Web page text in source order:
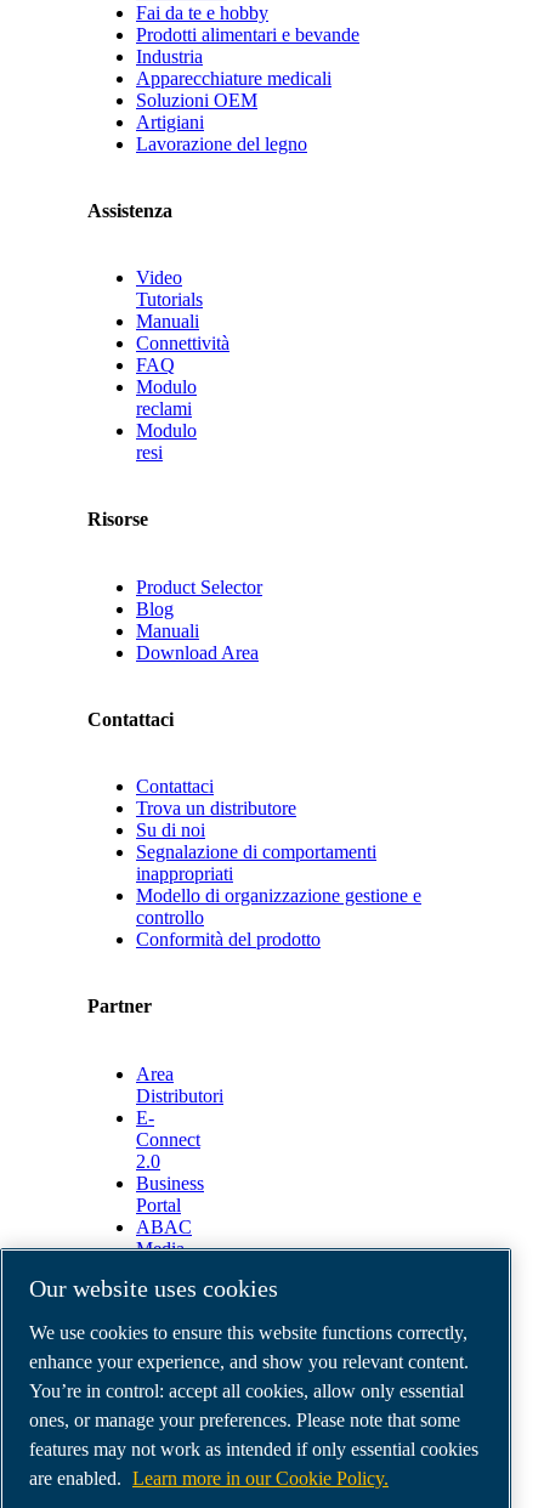
Fai da te e hobby
Prodotti alimentari e bevande
Industria
Apparecchiature medicali
Soluzioni OEM
Artigiani
Lavorazione del legno
Assistenza
Video
Tutorials
Manuali
Connettività
FAQ
Modulo
reclami
Modulo
resi
Risorse
Product Selector
Blog
Manuali
Download Area
Contattaci
Contattaci
Trova un distributore
Su di noi
Segnalazione di comportamenti
inappropriati
Modello di organizzazione gestione e
controllo
Conformità del prodotto
Partner
Area
Distributori
E-
Connect
2.0
Business
Portal
ABAC
Media
Legal & Privacy Notices
Order return form
Order claim form
Manage cookies
ABAC Italia | MultiAir Italia S.r.l. Società a
Our website uses cookies
We use cookies to ensure this website functions correctly,
enhance your experience, and show you relevant content.
You’re in control: accept all cookies, allow only essential
ones, or manage your preferences. Please note that some
features may not work as intended if only essential cookies
are enabled. Learn more in our Cookie Policy.